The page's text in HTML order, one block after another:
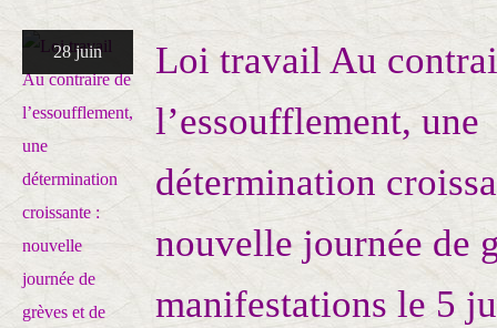
28 juin
Loi travail Au
l’essoufflement, une
détermination
nouvelle journée de
manifestations le 5